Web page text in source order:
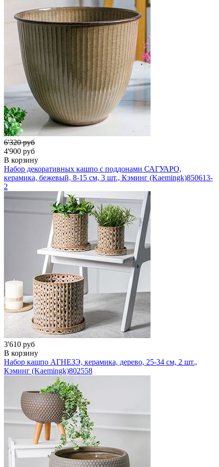
6'320 руб
4'900 руб
В корзину
Набор декоративных кашпо с поддонами САГУАРО,
керамика, бежевый, 8-15 см, 3 шт., Кэминг (Kaemingk)850613-
2
3'610 руб
В корзину
Набор кашпо АГНЕЗЭ, керамика, дерево, 25-34 см, 2 шт.,
Кэминг (Kaemingk)802558